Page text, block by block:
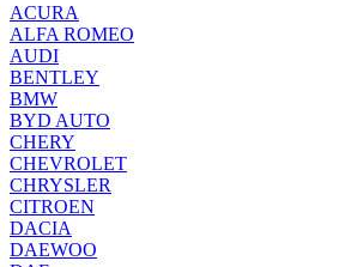
ACURA
ALFA ROMEO
AUDI
BENTLEY
BMW
BYD AUTO
CHERY
CHEVROLET
CHRYSLER
CITROEN
DACIA
DAEWOO